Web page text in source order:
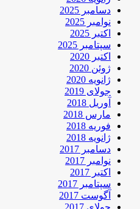
دسامبر 2025
نوامبر 2025
اکتبر 2025
سپتامبر 2025
اکتبر 2020
ژوئن 2020
ژانویه 2020
جولای 2019
آوریل 2018
مارس 2018
فوریه 2018
ژانویه 2018
دسامبر 2017
نوامبر 2017
اکتبر 2017
سپتامبر 2017
آگوست 2017
جولای 2017